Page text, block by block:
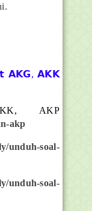
𝗔𝗞𝗚, 𝗔𝗞𝗞
AKP
akp
unduh-soal-
unduh-soal-